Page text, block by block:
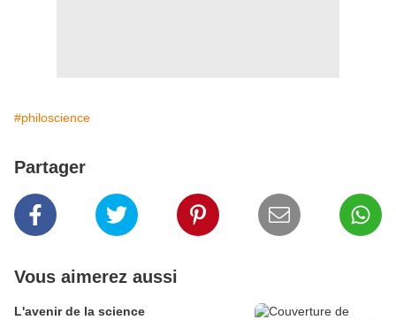
#philoscience
Partager
Vous aimerez aussi
L'avenir de la science